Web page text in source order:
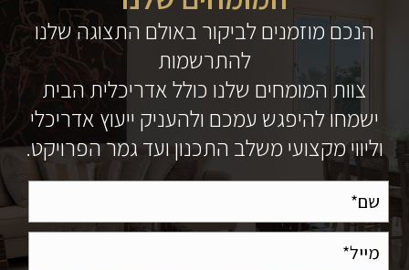
הנכם מוזמנים לביקור באולם התצוגה שלנו
להתרשמות
צוות המומחים שלנו כולל אדריכלית הבית
ישמחו להיפגש עמכם ולהעניק ייעוץ אדריכלי
וליווי מקצועי משלב התכנון ועד גמר הפרויקט.